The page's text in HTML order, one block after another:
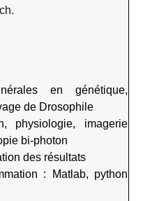
en génétique,
de Drosophile
physiologie, imagerie
bi-photon
des résultats
: Matlab, python